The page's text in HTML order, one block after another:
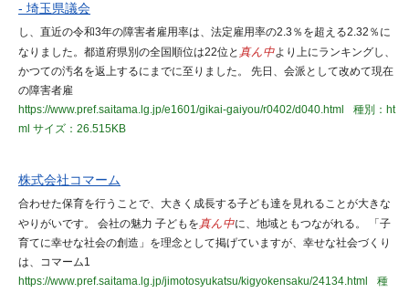
- 埼玉県議会
し、直近の令和3年の障害者雇用率は、法定雇用率の2.3％を超える2.32％に
なりました。都道府県別の全国順位は22位と 真ん中より上にランキングし、
かつての汚名を返上するにまでに至りました。 先日、会派として改めて現在
の障害者雇
https://www.pref.saitama.lg.jp/e1601/gikai-gaiyou/r0402/d040.html
種別：ht
ml サイズ：26.515KB
株式会社コマーム
合わせた保育を行うことで、大きく成長する子ども達を見れることが大きな
やりがいです。 会社の魅力 子どもを真ん中に、地域ともつながれる。 「子
育てに幸せな社会の創造」を理念として掲げていますが、幸せな社会づくり
は、コマーム1
https://www.pref.saitama.lg.jp/jimotosyukatsu/kigyokensaku/24134.html
種